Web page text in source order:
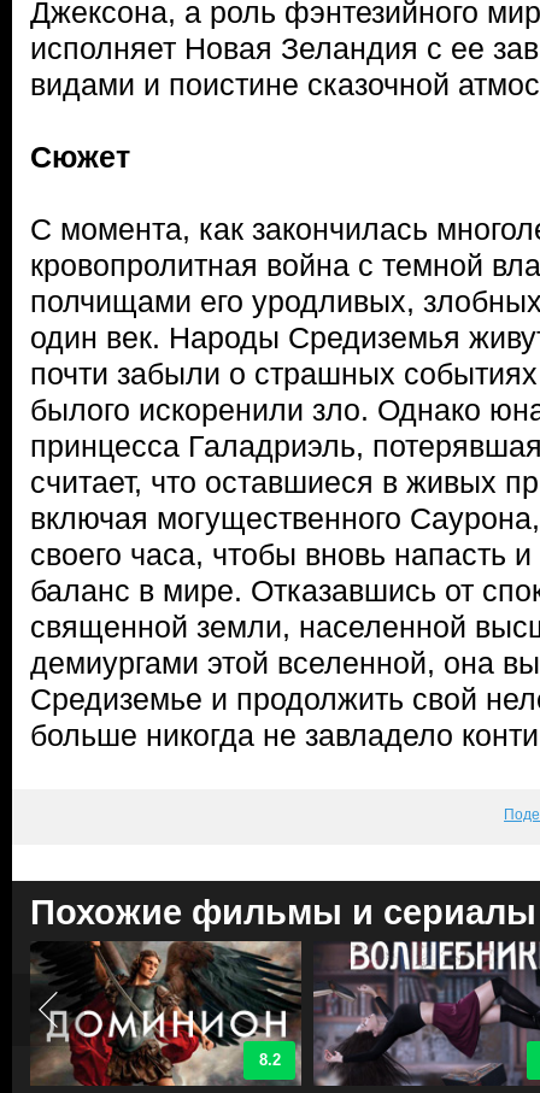
Джексона, а роль фэнтезийного
исполняет Новая Зеландия с ее
видами и поистине сказочной
Сюжет
С момента, как закончилась
кровопролитная война с темной
полчищами его уродливых,
один век. Народы Средиземья
почти забыли о страшных
былого искоренили зло. Однако
принцесса Галадриэль,
считает, что оставшиеся в живых
включая могущественного
своего часа, чтобы вновь напасть
баланс в мире. Отказавшись от
священной земли, населенной
демиургами этой вселенной, она
Средиземье и продолжить свой
больше никогда не завладело
Похожие фильмы и сериалы
8.2